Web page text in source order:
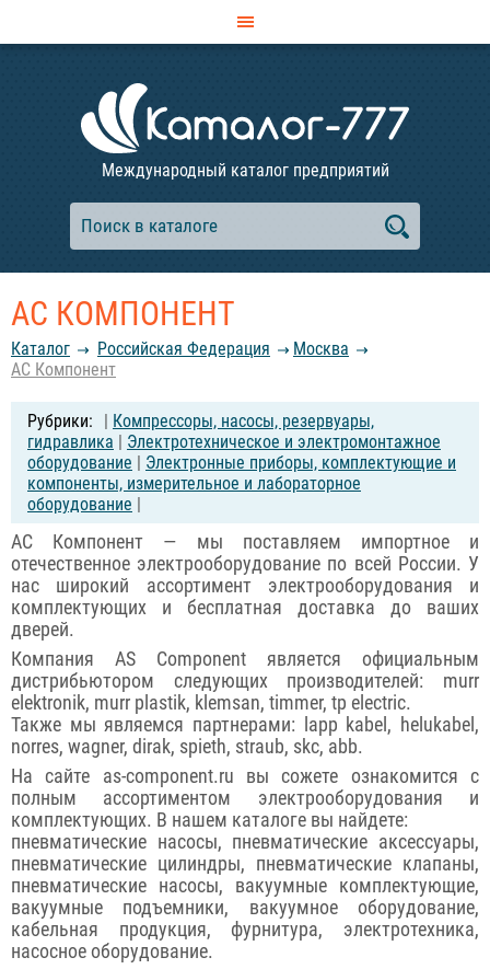
Международный каталог предприятий
АС КОМПОНЕНТ
Каталог Российcкая Федерация
Москва
АС Компонент
| Компрессоры, насосы, резервуары,
гидравлика | Электротехническое и электромонтажное
оборудование | Электронные приборы, комплектующие и
компоненты, измерительное и лабораторное
оборудование |
АС Компонент — мы поставляем импортное и
отечественное электрооборудование по всей России. У
нас широкий ассортимент электрооборудования и
комплектующих и бесплатная доставка до ваших
дверей.
Компания AS Component является официальным
дистрибьютором следующих производителей: murr
elektronik, murr plastik, klemsan, timmer, tp electric.
Также мы являемся партнерами: lapp kabel, helukabel,
norres, wagner, dirak, spieth, straub, skc, abb.
На сайте as-component.ru вы сожете ознакомится с
полным ассортиментом электрооборудования и
комплектующих. В нашем каталоге вы найдете:
пневматические насосы, пневматические аксессуары,
пневматические цилиндры, пневматические клапаны,
пневматические насосы, вакуумные комплектующие,
вакуумные подъемники, вакуумное оборудование,
кабельная продукция, фурнитура, электротехника,
насосное оборудование.